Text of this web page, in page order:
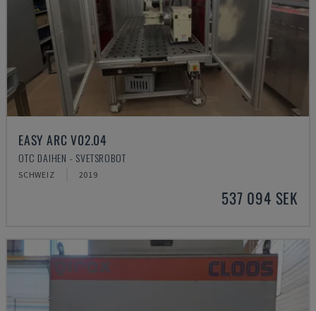
EASY ARC V02.04
OTC DAIHEN - SVETSROBOT
SCHWEIZ 2019
537 094 SEK